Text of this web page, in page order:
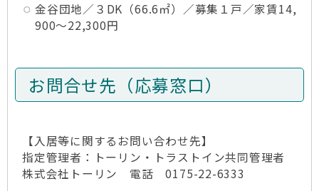
金谷団地／３DK（66.6㎡）／募集１戸／家賃14,
900～22,300円
お問合せ先（応募窓口）
【入居等に関するお問い合わせ先】
指定管理者：トーリン・トラストイン共同管理者
株式会社トーリン 電話 0175-22-6333